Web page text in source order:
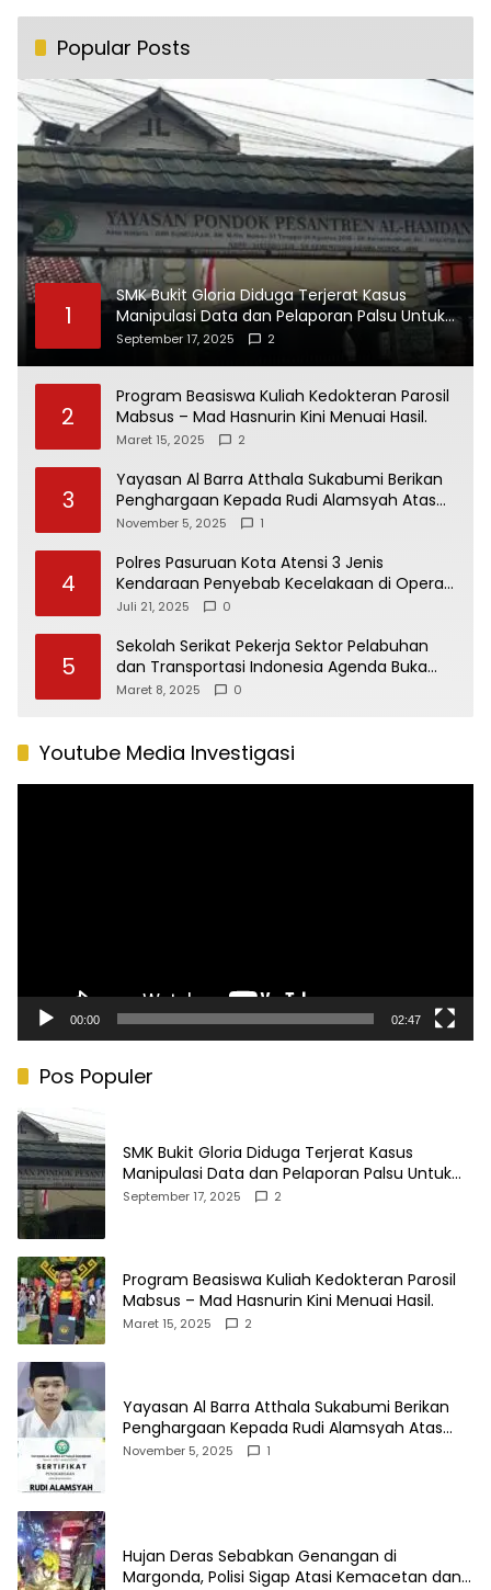
Popular Posts
1
SMK Bukit Gloria Diduga Terjerat Kasus
Manipulasi Data dan Pelaporan Palsu Untuk
Mendapatkan Dana Bos
September 17, 2025 2
2
Program Beasiswa Kuliah Kedokteran Parosil
Mabsus – Mad Hasnurin Kini Menuai Hasil.
Maret 15, 2025 2
3
Yayasan Al Barra Atthala Sukabumi Berikan
Penghargaan Kepada Rudi Alamsyah Atas
Kontribusi Sosial dan Kemasyarakatan
November 5, 2025 1
4
Polres Pasuruan Kota Atensi 3 Jenis
Kendaraan Penyebab Kecelakaan di Operasi
Patuh Semeru 2025
Juli 21, 2025 0
5
Sekolah Serikat Pekerja Sektor Pelabuhan
dan Transportasi Indonesia Agenda Buka
Puasa Bersama
Maret 8, 2025 0
Youtube Media Investigasi
00:00 02:47
Pos Populer
SMK Bukit Gloria Diduga Terjerat Kasus
Manipulasi Data dan Pelaporan Palsu Untuk
Mendapatkan Dana Bos
September 17, 2025 2
Program Beasiswa Kuliah Kedokteran Parosil
Mabsus – Mad Hasnurin Kini Menuai Hasil.
Maret 15, 2025 2
Yayasan Al Barra Atthala Sukabumi Berikan
Penghargaan Kepada Rudi Alamsyah Atas
Kontribusi Sosial dan Kemasyarakatan
November 5, 2025 1
Hujan Deras Sebabkan Genangan di
Margonda, Polisi Sigap Atasi Kemacetan dan